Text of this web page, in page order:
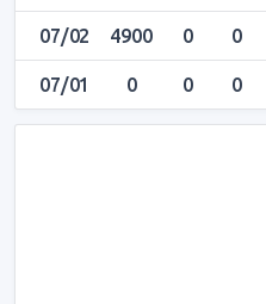
07/02 4900 0 0
07/01 0 0 0